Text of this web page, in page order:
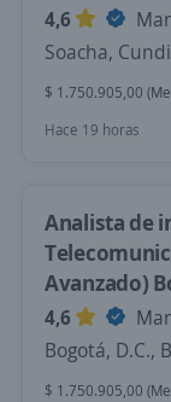
4,6
Soacha,
$ 1.750.905,00
Hace 19 horas
Analista de
Avanzado)
4,6
Bogotá, D.C.,
$ 1.750.905,00